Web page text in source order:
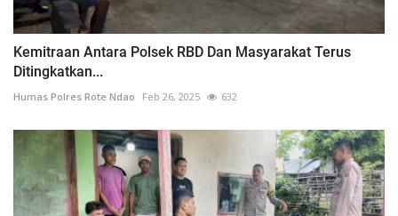
Kemitraan Antara Polsek RBD Dan Masyarakat Terus
Ditingkatkan...
Humas Polres Rote Ndao Feb 26, 2025 632